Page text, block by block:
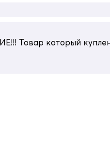
MTFORCE
Товар который